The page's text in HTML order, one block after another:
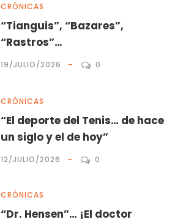
CRÓNICAS
“Tianguis”, “Bazares”,
“Rastros”…
19/JULIO/2026 0
CRÓNICAS
“El deporte del Tenis… de hace
un siglo y el de hoy”
12/JULIO/2026 0
CRÓNICAS
“Dr. Hensen”… ¡El doctor